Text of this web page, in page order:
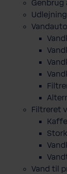
Genbrug
Filtreret
Vand til